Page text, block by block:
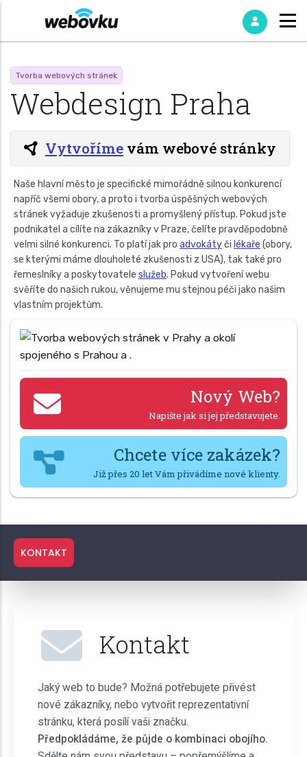
Tvorba webových stránek
Webdesign Praha
Vytvoříme vám webové stránky
Naše hlavní město je specifické mimořádně silnou konkurencí
napříč všemi obory, a proto i tvorba úspěšných webových
stránek vyžaduje zkušenosti a promyšlený přístup. Pokud jste
podnikatel a cílíte na zákazníky v Praze, čelíte pravděpodobně
velmi silné konkurenci. To platí jak pro advokátyči lékaře (obory,
se kterými máme dlouholeté zkušenosti z USA), tak také pro
řemeslníky a poskytovatele služeb. Pokud vytvoření webu
svěříte do našich rukou, věnujeme mu stejnou péči jako našim
vlastním projektům.
Nový Web?
Napište jak si jej představujete.
Chcete více zakázek?
Již přes 20 let Vám přivádíme nové klienty.
KONTAKT
Kontakt
Jaký web to bude? Možná potřebujete přivést
nové zákazníky, nebo vytvořit reprezentativní
stránku, která posílí vaši značku.
Předpokládáme, že půjde o kombinaci obojího.